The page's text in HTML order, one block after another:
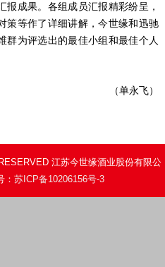
报成果。各组成员汇报精彩纷呈，
策等作了详细讲解，今世缘和迅驰
群为评选出的最佳小组和最佳个人
（单永飞）
江苏今世缘酒业股份有限公
： 苏ICP备10206156号-3